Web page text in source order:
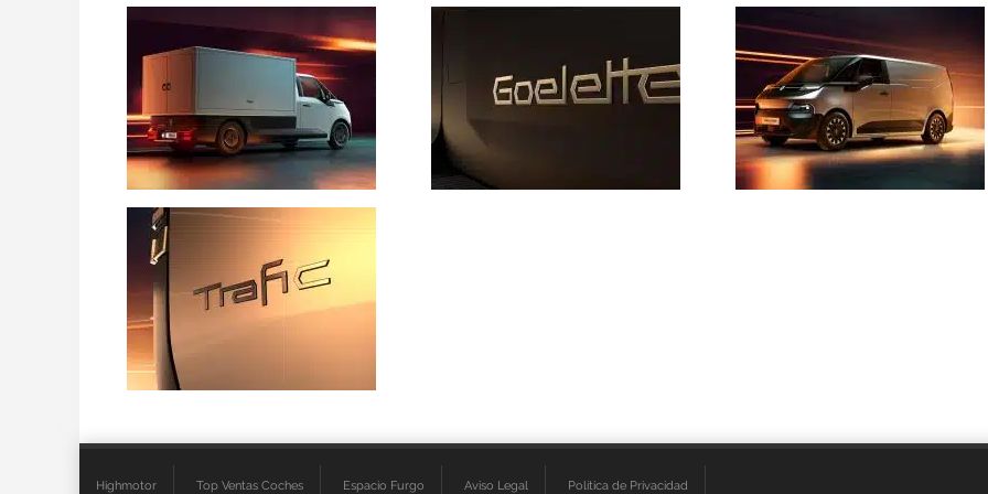
Highmotor Top Ventas Coches Espacio Furgo Aviso Legal Política de Privacidad